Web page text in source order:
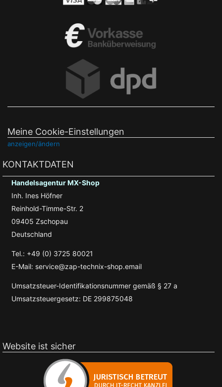
Meine Cookie-Einstellungen
anzeigen/ändern
KONTAKTDATEN
Handelsagentur MX-Shop
Inh. Ines Höfner
Reinhold-Timme-Str. 2
09405 Zschopau
Deutschland
Tel.: +49 (0) 3725 80021
E-Mail: service@zap-technix-shop.email
Umsatzsteuer-Identifikationsnummer gemäß § 27 a
Umsatzsteuergesetz: DE 299875048
Website ist sicher